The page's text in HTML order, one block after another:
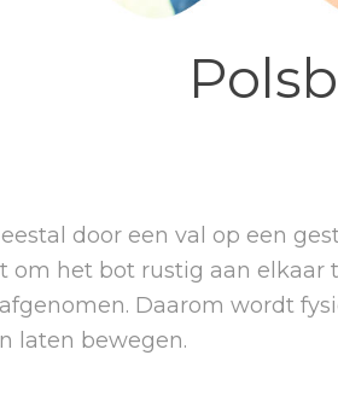
door een val op een
om het bot rustig aan
Daarom wordt
laten bewegen.